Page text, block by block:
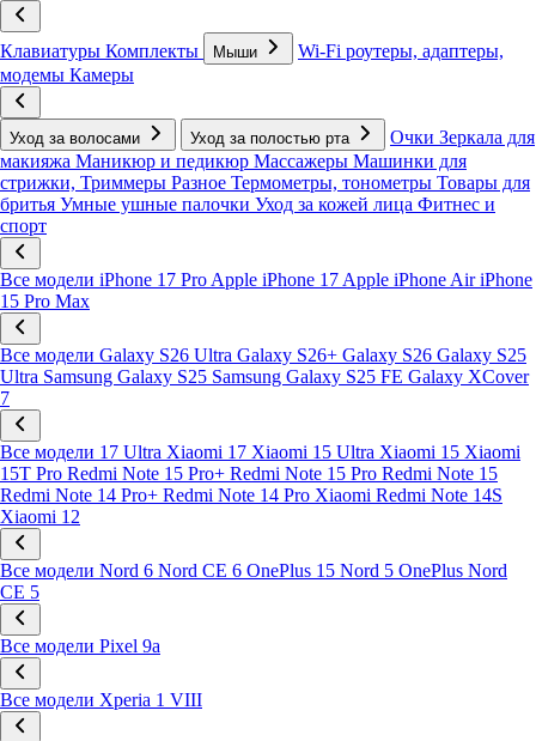
Клавиатуры Комплекты Мыши
Wi-Fi роутеры, адаптеры,
модемы Камеры
Уход за волосами Уход за полостью рта Очки Зеркала для
макияжа Маникюр и педикюр Массажеры Машинки для
стрижки, Триммеры Разное Термометры, тонометры Товары для
бритья Умные ушные палочки Уход за кожей лица Фитнес и
спорт
Все модели iPhone 17 Pro Apple iPhone 17 Apple iPhone Air iPhone
15 Pro Max
Все модели Galaxy S26 Ultra Galaxy S26+ Galaxy S26 Galaxy S25
Ultra Samsung Galaxy S25 Samsung Galaxy S25 FE Galaxy XCover
7
Все модели 17 Ultra Xiaomi 17 Xiaomi 15 Ultra Xiaomi 15 Xiaomi
15T Pro Redmi Note 15 Pro+ Redmi Note 15 Pro Redmi Note 15
Redmi Note 14 Pro+ Redmi Note 14 Pro Xiaomi Redmi Note 14S
Xiaomi 12
Все модели Nord 6 Nord CE 6 OnePlus 15 Nord 5 OnePlus Nord
CE 5
Все модели Pixel 9a
Все модели Xperia 1 VIII